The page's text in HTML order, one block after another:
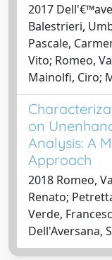
2017
Balestrieri,
Pascale,
Vito; Romeo,
Mainolfi, Ciro;
on
Analysis: A
Approach
2018 Romeo,
Renato;
Verde,
Dell'Aversana,